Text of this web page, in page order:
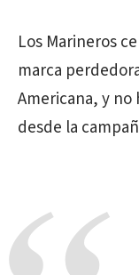
Los Marineros
marca
Americana, y no
desde la